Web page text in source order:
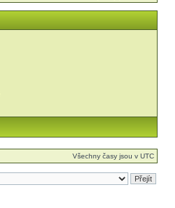
Všechny časy jsou v UTC